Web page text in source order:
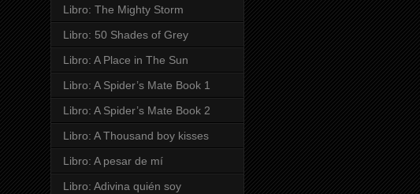
Libro: The Mighty Storm
Libro: 50 Shades of Grey
Libro: A Place in The Sun
Libro: A Spider’s Mate Book 1
Libro: A Spider’s Mate Book 2
Libro: A Thousand boy kisses
Libro: A pesar de mí
Libro: Adivina quién soy